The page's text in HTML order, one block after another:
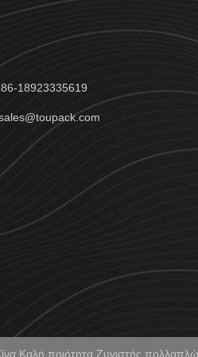
18923335619
Καλή ποιότητα Ζυγιστής